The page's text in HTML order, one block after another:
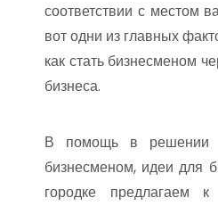
соответствии с местом
вот одни из главных
как стать бизнесменом
бизнеса.
В помощь в решении
бизнесменом, идеи для
городке предлагаем